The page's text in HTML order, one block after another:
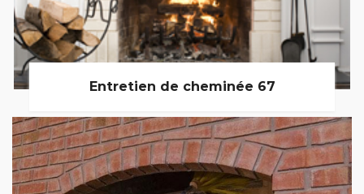
Entretien de cheminée 67